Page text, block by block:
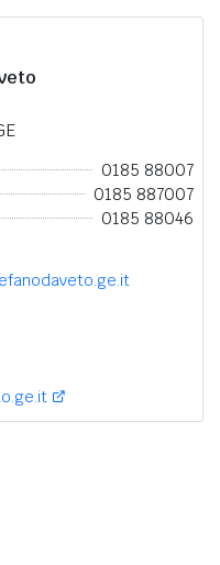
0185 88007
0185 887007
0185 88046